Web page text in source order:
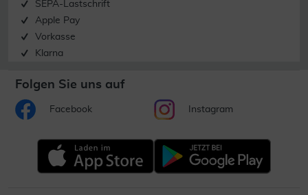
SEPA-Lastschrift
Apple Pay
Vorkasse
Klarna
Folgen Sie uns auf
Facebook Instagram